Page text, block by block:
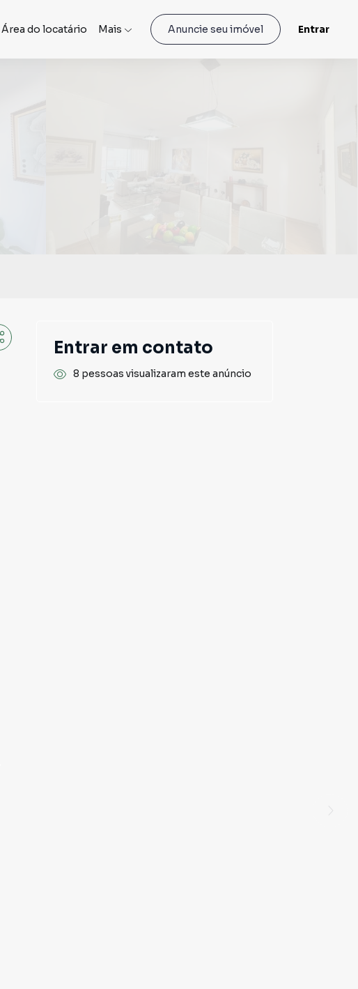
Área do locatário Mais Anuncie seu imóvel Entrar
Entrar em contato
8 pessoas visualizaram este anúncio